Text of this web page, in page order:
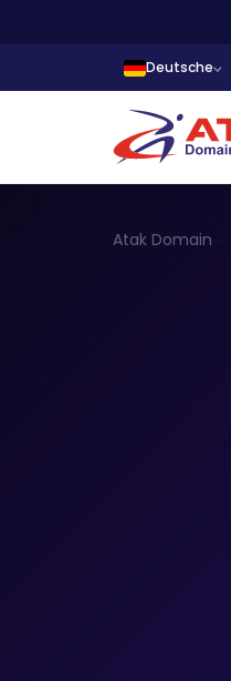
Deutsche
Atak Domain